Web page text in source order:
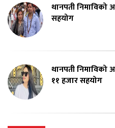
थानपती निमाविको
सहयोग
थानपती निमाविको
११ हजार सहयोग